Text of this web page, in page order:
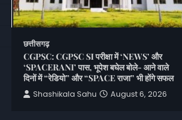
छत्तीसगढ़
CGPSC: CGPSC SI परीक्षा में ‘NEWS’ और
‘SPACERANI’ पास, भूपेश बघेल बोले- आने वाले
दिनों में “रेडियो” और “SPACE राजा” भी होंगे सफल
Shashikala Sahu August 6, 2026